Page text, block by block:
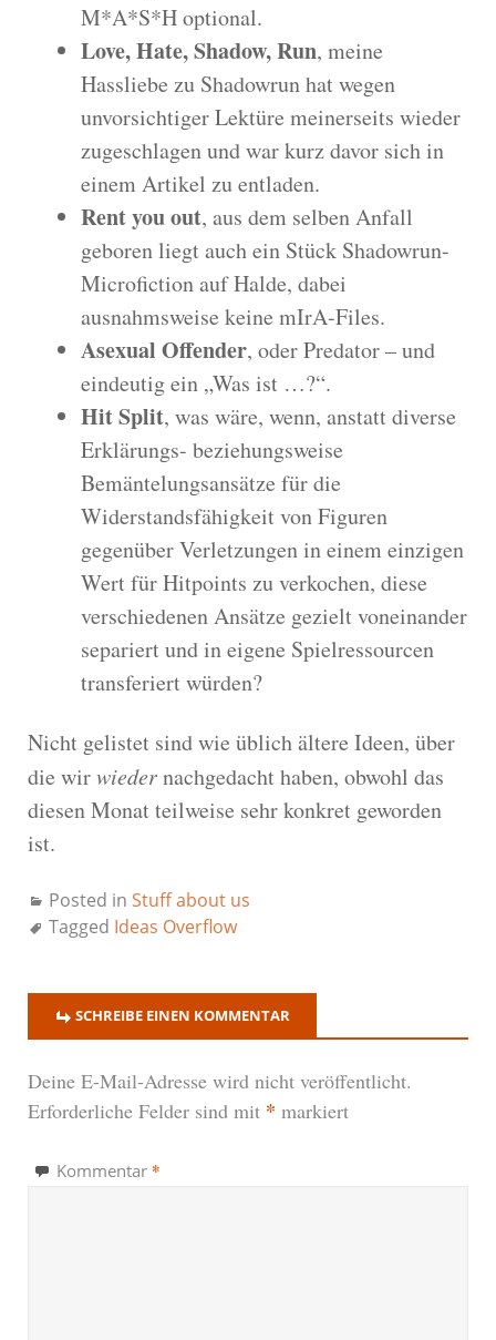
M*A*S*H optional.
Love, Hate, Shadow, Run, meine
Hassliebe zu Shadowrun hat wegen
unvorsichtiger Lektüre meinerseits wieder
zugeschlagen und war kurz davor sich in
einem Artikel zu entladen.
Rent you out, aus dem selben Anfall
geboren liegt auch ein Stück Shadowrun-
Microfiction auf Halde, dabei
ausnahmsweise keine mIrA-Files.
Asexual Offender, oder Predator – und
eindeutig ein „Was ist …?“.
Hit Split, was wäre, wenn, anstatt diverse
Erklärungs- beziehungsweise
Bemäntelungsansätze für die
Widerstandsfähigkeit von Figuren
gegenüber Verletzungen in einem einzigen
Wert für Hitpoints zu verkochen, diese
verschiedenen Ansätze gezielt voneinander
separiert und in eigene Spielressourcen
transferiert würden?
Nicht gelistet sind wie üblich ältere Ideen, über
die wirwiedernachgedacht haben, obwohl das
diesen Monat teilweise sehr konkret geworden
ist.
Posted in Stuff about us
Tagged Ideas Overflow
SCHREIBE EINEN KOMMENTAR
Deine E-Mail-Adresse wird nicht veröffentlicht.
Erforderliche Felder sind mit * markiert
Kommentar *